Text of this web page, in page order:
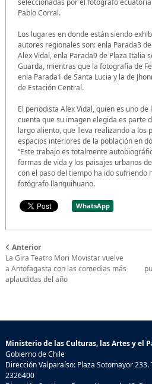
Pablo Corral.
Los lugares en donde están siendo
autores regionales son: enla Parada3
Alex Vidal, enla Parada9 de Plaza Italia
Guarda, mientras que la fotografía de
enla Parada1 de Santa Lucia y la de
de Estación Central.
El periodista Alex Vidal, quien es uno
cuenta que su imagen elegida es parte
largo aliento, que lleva realizando a los
espacios interiores de la población en
“Este trabajo es totalmente
formas de vida y los paisajes urbanos
con el paso del tiempo ha ido sufriendo
fotógrafo llanquihuano.
WhatsApp
Anterior
La Gira Teatro Mori Movistar vuelve
a Antofagasta con las comedias más
aplaudidas del año
Ministerio de las Culturas, las Artes y el
Gobierno de Chile
Dirección Valparaíso: Plaza Sotomayor 233.
2326400